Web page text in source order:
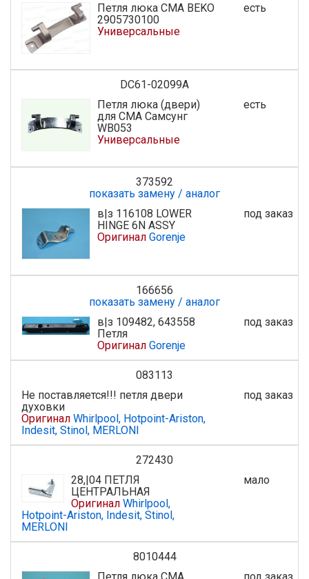
Петля люка СМА BEKO
2905730100
Универсальные
есть
DC61-02099A
Петля люка (двери)
для СМА Самсунг
WB053
Универсальные
есть
373592
показать замену / аналог
в|з 116108 LOWER
HINGE 6N ASSY
Оригинал Gorenje
под заказ
166656
показать замену / аналог
в|з 109482, 643558
Петля
Оригинал Gorenje
под заказ
083113
Не поставляется!!! петля двери
духовки
Оригинал Whirlpool, Hotpoint-Ariston,
Indesit, Stinol, MERLONI
под заказ
272430
28,|04 ПЕТЛЯ
ЦЕНТРАЛЬНАЯ
Оригинал Whirlpool,
Hotpoint-Ariston, Indesit, Stinol,
MERLONI
мало
8010444